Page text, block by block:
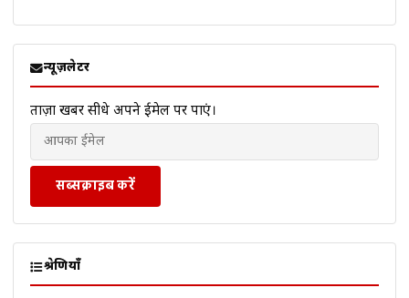
न्यूज़लेटर
ताज़ा खबरें सीधे अपने ईमेल पर पाएं।
सब्सक्राइब करें
श्रेणियाँ